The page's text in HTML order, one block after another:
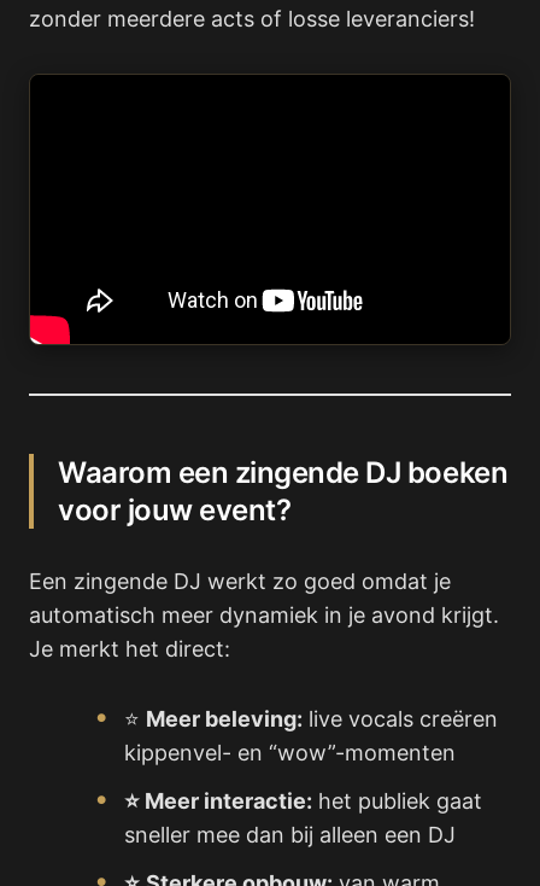
zonder meerdere acts of losse leveranciers!
Waarom een zingende DJ boeken
voor jouw event?
Een zingende DJ werkt zo goed omdat je
automatisch meer dynamiek in je avond krijgt.
Je merkt het direct:
⭐ Meer beleving: live vocals creëren
kippenvel- en “wow”-momenten
⭐ Meer interactie: het publiek gaat
sneller mee dan bij alleen een DJ